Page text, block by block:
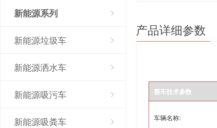
新能源系列
新能源垃圾车
新能源洒水车
新能源吸污车
新能源吸粪车
产品详细参数
整车技术参数
车辆名称: